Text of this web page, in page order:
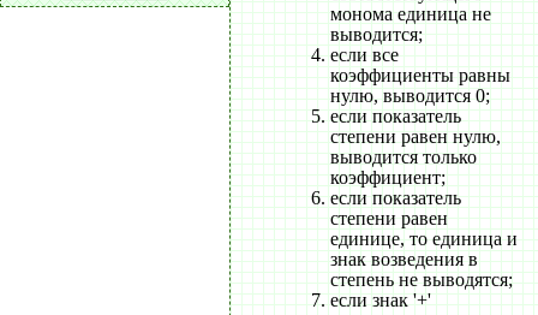
монома единица не
выводится;
если все
коэффициенты равны
нулю, выводится 0;
если показатель
степени равен нулю,
выводится только
коэффициент;
если показатель
степени равен
единице, то единица и
знак возведения в
степень не выводятся;
если знак '+'